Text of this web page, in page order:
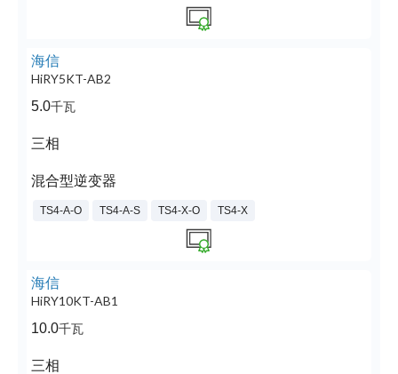
海信
HiRY5KT-AB2
5.0千瓦
三相
混合型逆变器
TS4-A-O TS4-A-S TS4-X-O TS4-X
海信
HiRY10KT-AB1
10.0千瓦
三相